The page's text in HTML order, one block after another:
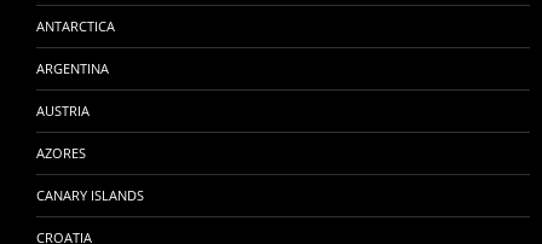
ANTARCTICA
ARGENTINA
AUSTRIA
AZORES
CANARY ISLANDS
CROATIA